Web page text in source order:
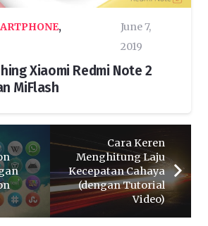
,
June 7,
2019
Xiaomi Redmi Note 2
MiFlash
Cara Keren
Menghitung Laju
Kecepatan Cahaya
(dengan Tutorial
Video)